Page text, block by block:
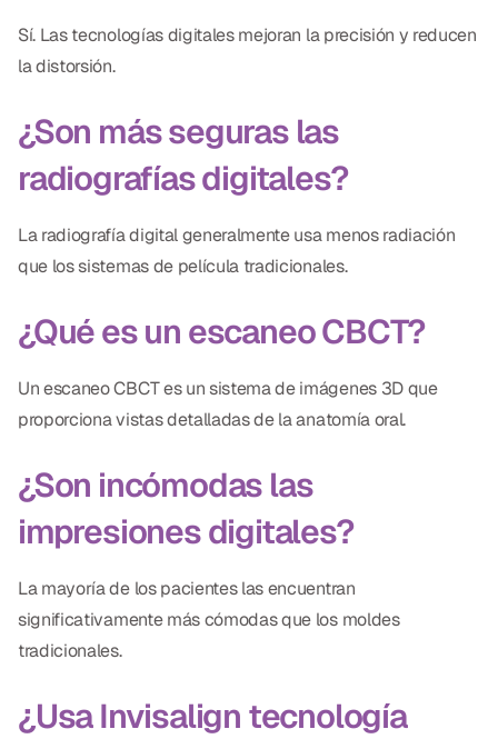
Sí. Las tecnologías digitales mejoran la precisión y reducen
la distorsión.
¿Son más seguras las
radiografías digitales?
La radiografía digital generalmente usa menos radiación
que los sistemas de película tradicionales.
¿Qué es un escaneo CBCT?
Un escaneo CBCT es un sistema de imágenes 3D que
proporciona vistas detalladas de la anatomía oral.
¿Son incómodas las
impresiones digitales?
La mayoría de los pacientes las encuentran
significativamente más cómodas que los moldes
tradicionales.
¿Usa Invisalign tecnología